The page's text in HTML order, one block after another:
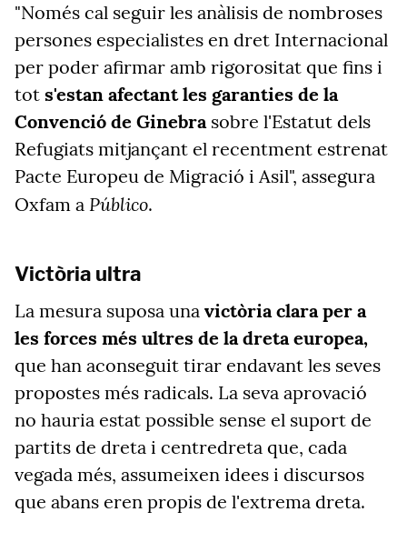
"Només cal seguir les anàlisis de nombroses
persones especialistes en dret Internacional
per poder afirmar amb rigorositat que fins i
tot s'estan afectant les garanties de la
Convenció de Ginebrasobre l'Estatut dels
Refugiats mitjançant el recentment estrenat
Pacte Europeu de Migració i Asil", assegura
Oxfam a Público.
Victòria ultra
La mesura suposa una victòria clara per a
les forces més ultres de la dreta europea,
que han aconseguit tirar endavant les seves
propostes més radicals. La seva aprovació
no hauria estat possible sense el suport de
partits de dreta i centredreta que, cada
vegada més, assumeixen idees i discursos
que abans eren propis de l'extrema dreta.